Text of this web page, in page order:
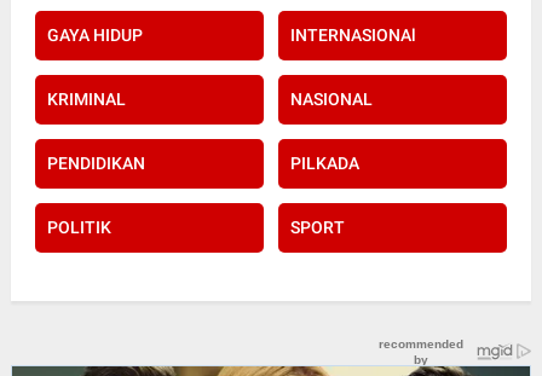
GAYA HIDUP INTERNASIONAl
KRIMINAL NASIONAL
PENDIDIKAN PILKADA
POLITIK SPORT